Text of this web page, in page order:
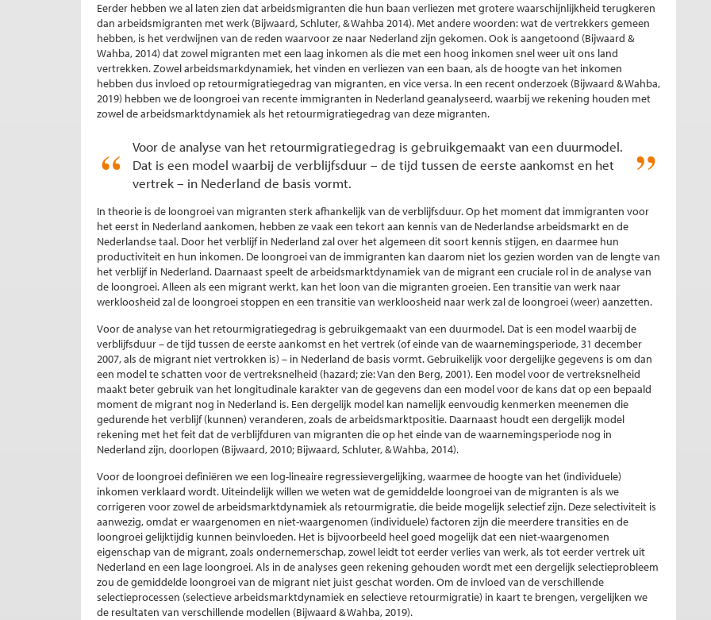
Eerder hebben we al laten zien dat arbeidsmigranten die hun baan verliezen met grotere waarschijnlijkheid terugkeren
dan arbeidsmigranten met werk (Bijwaard, Schluter, & Wahba 2014). Met andere woorden: wat de vertrekkers gemeen
hebben, is het verdwijnen van de reden waarvoor ze naar Nederland zijn gekomen. Ook is aangetoond (Bijwaard &
Wahba, 2014) dat zowel migranten met een laag inkomen als die met een hoog inkomen snel weer uit ons land
vertrekken. Zowel arbeidsmarkdynamiek, het vinden en verliezen van een baan, als de hoogte van het inkomen
hebben dus invloed op retourmigratiegedrag van migranten, en vice versa. In een recent onderzoek (Bijwaard & Wahba,
2019) hebben we de loongroei van recente immigranten in Nederland geanalyseerd, waarbij we rekening houden met
zowel de arbeidsmarktdynamiek als het retourmigratiegedrag van deze migranten.
Voor de analyse van het retourmigratiegedrag is gebruikgemaakt van een duurmodel.
Dat is een model waarbij de verblijfsduur – de tijd tussen de eerste aankomst en het
vertrek – in Nederland de basis vormt.
In theorie is de loongroei van migranten sterk afhankelijk van de verblijfsduur. Op het moment dat immigranten voor
het eerst in Nederland aankomen, hebben ze vaak een tekort aan kennis van de Nederlandse arbeidsmarkt en de
Nederlandse taal. Door het verblijf in Nederland zal over het algemeen dit soort kennis stijgen, en daarmee hun
productiviteit en hun inkomen. De loongroei van de immigranten kan daarom niet los gezien worden van de lengte van
het verblijf in Nederland. Daarnaast speelt de arbeidsmarktdynamiek van de migrant een cruciale rol in de analyse van
de loongroei. Alleen als een migrant werkt, kan het loon van die migranten groeien. Een transitie van werk naar
werkloosheid zal de loongroei stoppen en een transitie van werkloosheid naar werk zal de loongroei (weer) aanzetten.
Voor de analyse van het retourmigratiegedrag is gebruikgemaakt van een duurmodel. Dat is een model waarbij de
verblijfsduur – de tijd tussen de eerste aankomst en het vertrek (of einde van de waarnemingsperiode, 31 december
2007, als de migrant niet vertrokken is) – in Nederland de basis vormt. Gebruikelijk voor dergelijke gegevens is om dan
een model te schatten voor de vertreksnelheid (hazard; zie: Van den Berg, 2001). Een model voor de vertreksnelheid
maakt beter gebruik van het longitudinale karakter van de gegevens dan een model voor de kans dat op een bepaald
moment de migrant nog in Nederland is. Een dergelijk model kan namelijk eenvoudig kenmerken meenemen die
gedurende het verblijf (kunnen) veranderen, zoals de arbeidsmarktpositie. Daarnaast houdt een dergelijk model
rekening met het feit dat de verblijfduren van migranten die op het einde van de waarnemingsperiode nog in
Nederland zijn, doorlopen (Bijwaard, 2010; Bijwaard, Schluter, & Wahba, 2014).
Voor de loongroei definiëren we een log-lineaire regressievergelijking, waarmee de hoogte van het (individuele)
inkomen verklaard wordt. Uiteindelijk willen we weten wat de gemiddelde loongroei van de migranten is als we
corrigeren voor zowel de arbeidsmarktdynamiek als retourmigratie, die beide mogelijk selectief zijn. Deze selectiviteit is
aanwezig, omdat er waargenomen en niet-waargenomen (individuele) factoren zijn die meerdere transities en de
loongroei gelijktijdig kunnen beïnvloeden. Het is bijvoorbeeld heel goed mogelijk dat een niet-waargenomen
eigenschap van de migrant, zoals ondernemerschap, zowel leidt tot eerder verlies van werk, als tot eerder vertrek uit
Nederland en een lage loongroei. Als in de analyses geen rekening gehouden wordt met een dergelijk selectieprobleem
zou de gemiddelde loongroei van de migrant niet juist geschat worden. Om de invloed van de verschillende
selectieprocessen (selectieve arbeidsmarktdynamiek en selectieve retourmigratie) in kaart te brengen, vergelijken we
de resultaten van verschillende modellen (Bijwaard & Wahba, 2019).